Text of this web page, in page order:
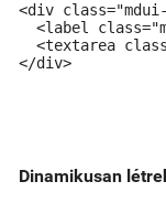
<div
<label
<textarea
</div>
Dinamikusan